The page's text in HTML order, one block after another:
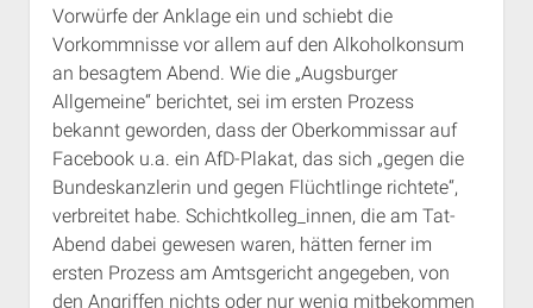
Vorwürfe der Anklage ein und schiebt die
Vorkommnisse vor allem auf den Alkoholkonsum
an besagtem Abend. Wie die „Augsburger
Allgemeine“ berichtet, sei im ersten Prozess
bekannt geworden, dass der Oberkommissar auf
Facebook u.a. ein AfD-Plakat, das sich „gegen die
Bundeskanzlerin und gegen Flüchtlinge richtete“,
verbreitet habe. Schichtkolleg_innen, die am Tat-
Abend dabei gewesen waren, hätten ferner im
ersten Prozess am Amtsgericht angegeben, von
den Angriffen nichts oder nur wenig mitbekommen